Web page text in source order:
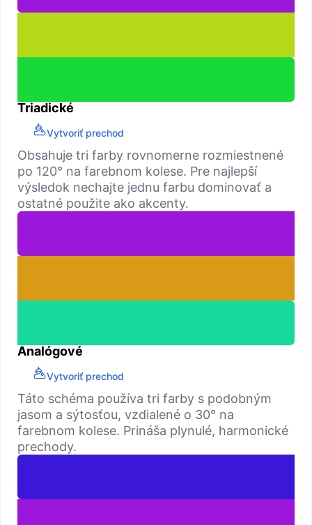
Triadické
Vytvoriť prechod
Obsahuje tri farby rovnomerne rozmiestnené
po 120° na farebnom kolese. Pre najlepší
výsledok nechajte jednu farbu dominovať a
ostatné použite ako akcenty.
Analógové
Vytvoriť prechod
Táto schéma používa tri farby s podobným
jasom a sýtosťou, vzdialené o 30° na
farebnom kolese. Prináša plynulé, harmonické
prechody.